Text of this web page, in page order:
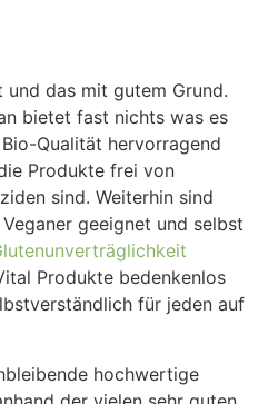
das mit gutem Grund.
bietet fast nichts was es
Qualität hervorragend
Produkte frei von
sind. Weiterhin sind
geeignet und selbst
Produkte bedenkenlos
für jeden auf
hochwertige